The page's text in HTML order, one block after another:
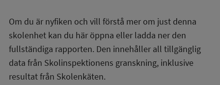
Om du är nyfiken och vill förstå mer om just denna
skolenhet kan du här öppna eller ladda ner den
fullständiga rapporten. Den innehåller all tillgänglig
data från Skolinspektionens granskning, inklusive
resultat från Skolenkäten.